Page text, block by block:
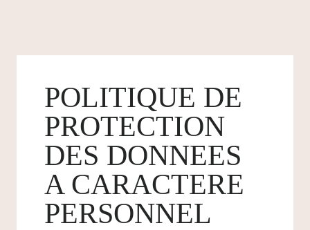
POLITIQUE DE
PROTECTION
DES DONNEES
A CARACTERE
PERSONNEL